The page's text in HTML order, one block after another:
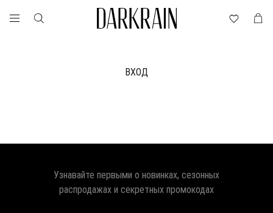
ВХОД
Узнавайте первыми о новинках, сезонных
распродажах и секретных промокодах